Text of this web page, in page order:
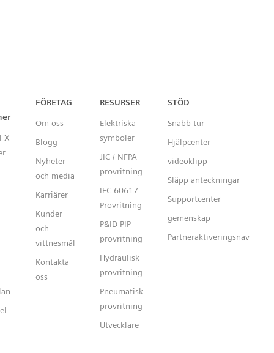
Capital™ X Panel Designer
X
FÖRETAG
Om oss
Blogg
Nyheter
och media
Karriärer
Kunder
och
vittnesmål
Kontakta
oss
RESURSER
Elektriska
symboler
JIC / NFPA
provritning
IEC 60617
Provritning
P&ID PIP-
provritning
Hydraulisk
provritning
Pneumatisk
provritning
Utvecklare
STÖD
Snabb tur
Hjälpcenter
videoklipp
Släpp anteckningar
Supportcenter
gemenskap
Partneraktiveringsnav